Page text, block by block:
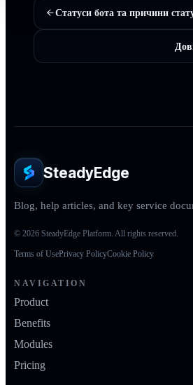
Статуси бота та причини
SteadyEdge
Blog, help articles, and key service
© 2026 SteadyEdge Platform. All rights reserved.
Terms of UsePrivacy PolicyCookie Policy
NAVIGATION
Product
Benefits
Modules
Pricing